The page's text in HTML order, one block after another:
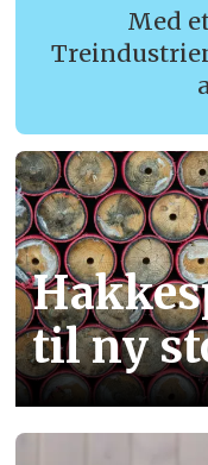
Med
til ny